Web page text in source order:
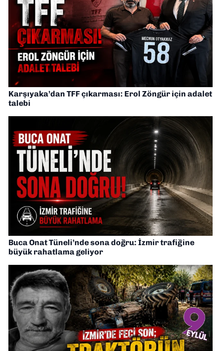
Karşıyaka’dan TFF çıkarması: Erol Zöngür için adalet
talebi
Buca Onat Tüneli’nde sona doğru: İzmir trafiğine
büyük rahatlama geliyor